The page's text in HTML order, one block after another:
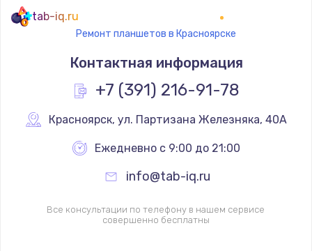
Замена южного моста
от 2300 руб.
Заказать
Замена северного моста
от 2300 руб.
tab-iq.ru
Ремонт планшетов в Красноярске
Контактная информация
+7 (391) 216-91-78
Красноярск, ул. Партизана Железняка, 40А
Ежедневно с 9:00 до 21:00
info@tab-iq.ru
Все консультации по телефону в нашем сервисе
совершенно бесплатны